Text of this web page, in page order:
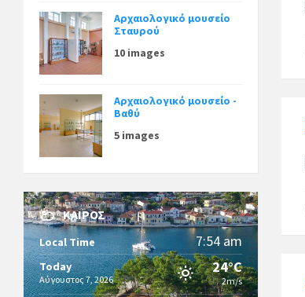
Αρχαιολογικό μουσείο
Σταυρού
10 images
Αρχαιολογικό μουσείο -
Βαθύ
5 images
ΚΑΙΡΌΣ
Local Time 7:54 am
Today
Αύγουστος 7, 2026
24°C
2m/s